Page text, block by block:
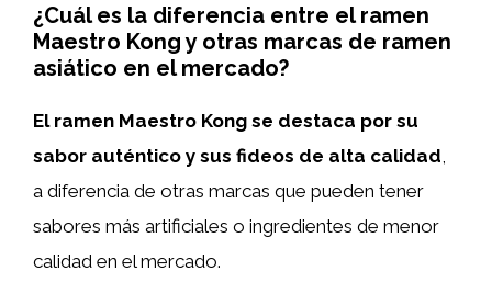
¿Cuál es la diferencia entre el ramen
Maestro Kong y otras marcas de ramen
asiático en el mercado?
El ramen Maestro Kong se destaca por su
sabor auténtico y sus fideos de alta calidad
a diferencia de otras marcas que pueden tener
sabores más artificiales o ingredientes de menor
calidad en el mercado.